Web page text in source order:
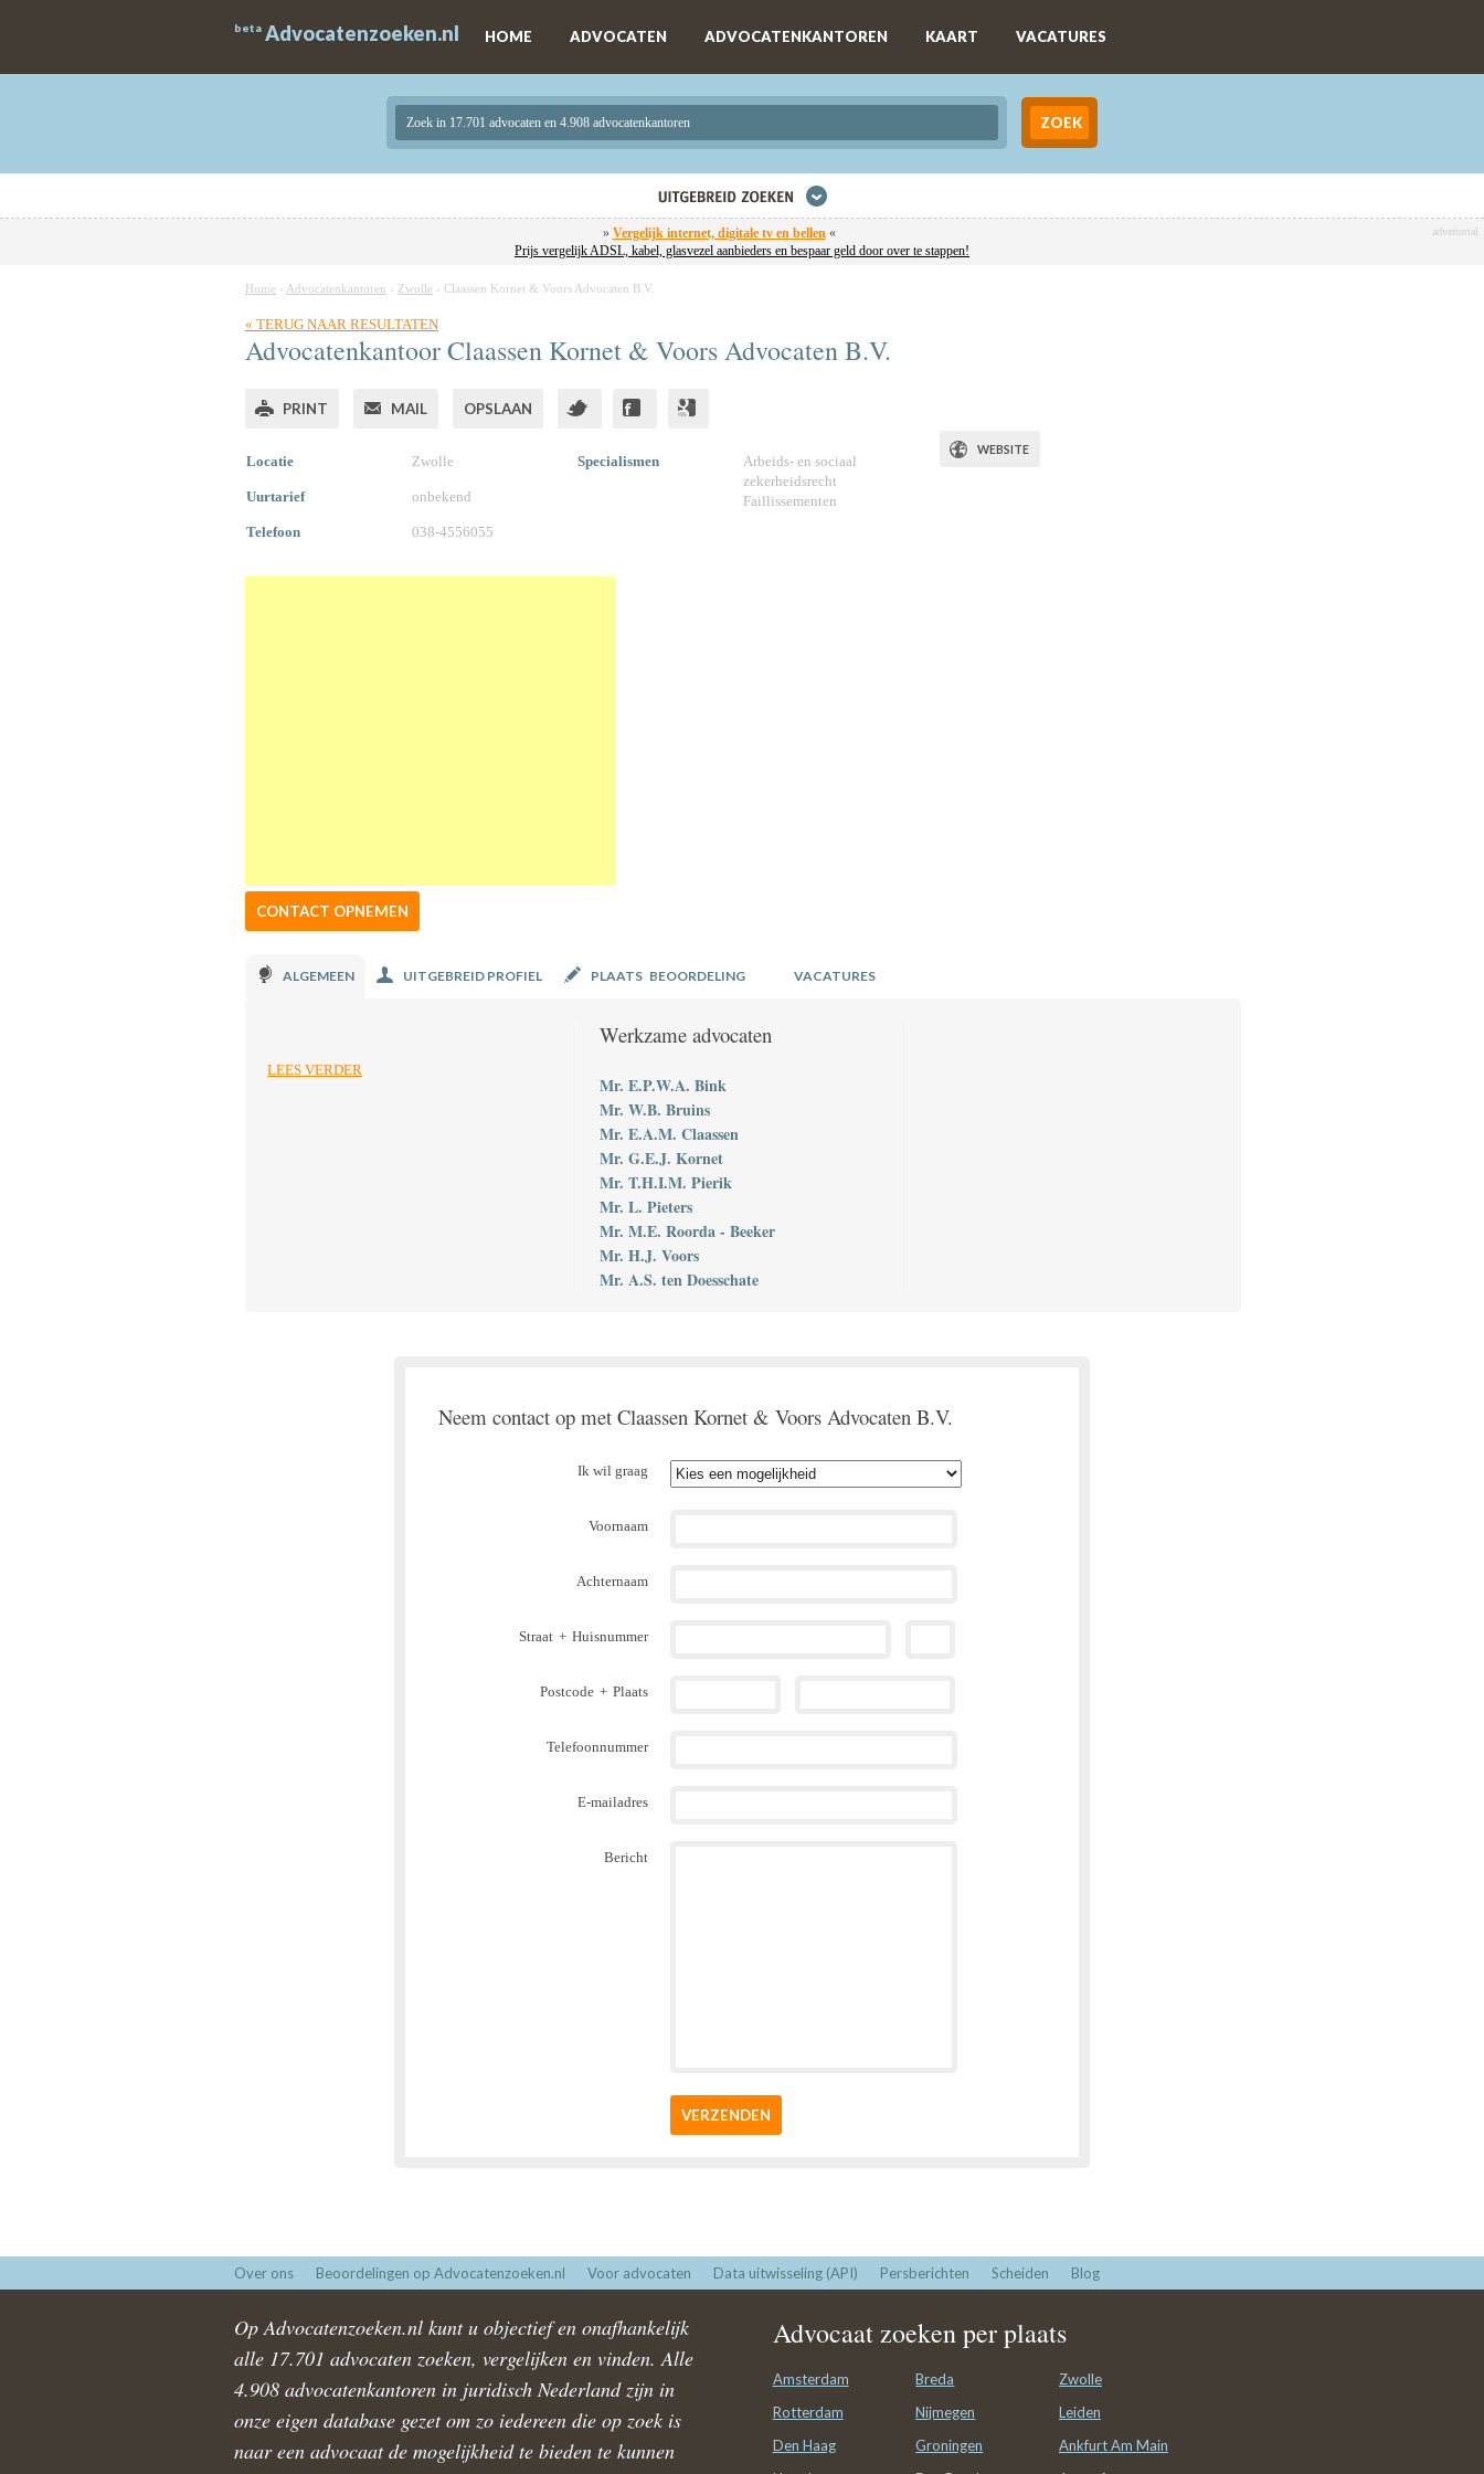
beta Advocatenzoeken.nl HOME ADVOCATEN ADVOCATENKANTOREN KAART VACATURES
Zoek in 17.701 advocaten en 4.908 advocatenkantoren
» Vergelijk internet, digitale tv en bellen« advertorial
Prijs vergelijk ADSL, kabel, glasvezel aanbieders en bespaar geld door over te stappen!
Home › Advocatenkantoren › Zwolle › Claassen Kornet & Voors Advocaten B.V.
« TERUG NAAR RESULTATEN
Advocatenkantoor Claassen Kornet & Voors Advocaten B.V.
PRINT MAIL OPSLAAN
Locatie Zwolle
Uurtarief onbekend
Telefoon 038-4556055
Specialismen
Arbeids- en sociaal
zekerheidsrecht
Faillissementen
CONTACT OPNEMEN
WEBSITE
ALGEMEEN UITGEBREID PROFIEL PLAATS BEOORDELING VACATURES
LEES VERDER
Werkzame advocaten
Mr. E.P.W.A. Bink
Mr. W.B. Bruins
Mr. E.A.M. Claassen
Mr. G.E.J. Kornet
Mr. T.H.I.M. Pierik
Mr. L. Pieters
Mr. M.E. Roorda - Beeker
Mr. H.J. Voors
Mr. A.S. ten Doesschate
Neem contact op met Claassen Kornet & Voors Advocaten B.V.
Ik wil graag
Voornaam
Achternaam
Straat + Huisnummer
Postcode + Plaats
Telefoonnummer
E-mailadres
Bericht
VERZENDEN
Over ons Beoordelingen op Advocatenzoeken.nl Voor advocaten Data uitwisseling (API) Persberichten Scheiden Blog
Op Advocatenzoeken.nl kunt u objectief en onafhankelijk
alle 17.701 advocaten zoeken, vergelijken en vinden. Alle
4.908 advocatenkantoren in juridisch Nederland zijn in
onze eigen database gezet om zo iedereen die op zoek is
naar een advocaat de mogelijkheid te bieden te kunnen
Advocaat zoeken per plaats
Amsterdam
Rotterdam
Den Haag
Breda
Nijmegen
Groningen
Zwolle
Leiden
Ankfurt Am Main